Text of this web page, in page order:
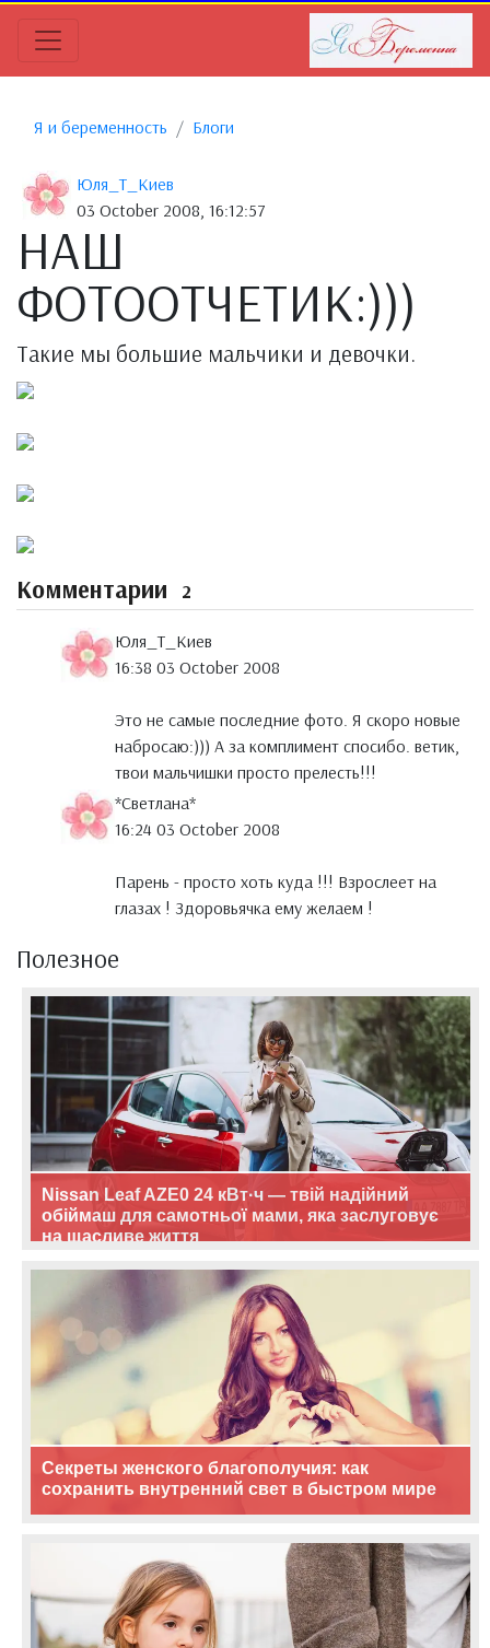
Я и беременность Блоги
Юля_Т_Киев
03 October 2008, 16:12:57
НАШ
ФОТООТЧЕТИК:)))
Такие мы большие мальчики и девочки.
Комментарии 2
Юля_Т_Киев
16:38 03 October 2008
Это не самые последние фото. Я скоро новые
набросаю:))) А за комплимент спосибо. ветик,
твои мальчишки просто прелесть!!!
*Светлана*
16:24 03 October 2008
Парень - просто хоть куда !!! Взрослеет на
глазах ! Здоровьячка ему желаем !
Полезное
Nissan Leaf AZE0 24 кВт·ч — твій надійний
обіймаш для самотньої мами, яка заслуговує
на щасливе життя
Секреты женского благополучия: как
сохранить внутренний свет в быстром мире